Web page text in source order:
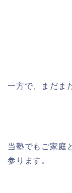
一方で、まだま
当塾でもご家庭
参ります。